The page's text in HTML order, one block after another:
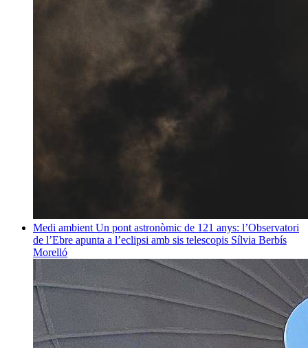
Medi ambient Un pont astronòmic de 121 anys: l’Observatori
de l’Ebre apunta a l’eclipsi amb sis telescopis Sílvia Berbís
Morelló